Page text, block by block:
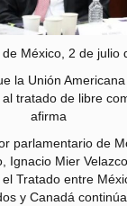
México, 2 de julio
la Unión
tratado de libre
afirma
parlamentario de
Ignacio Mier Velazco,
Tratado entre
y Canadá